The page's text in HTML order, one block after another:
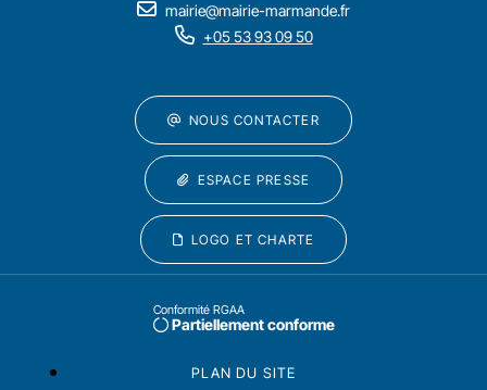
mairie@mairie-marmande.fr
+05 53 93 09 50
NOUS CONTACTER
ESPACE PRESSE
LOGO ET CHARTE
Conformité RGAA
Partiellement conforme
PLAN DU SITE